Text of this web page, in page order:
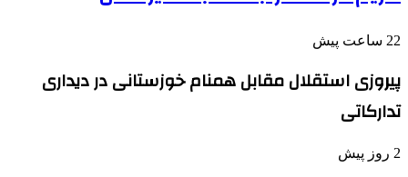
22 ساعت پیش
پیروزی استقلال مقابل همنام خوزستانی در دیداری
تدارکاتی
2 روز پیش